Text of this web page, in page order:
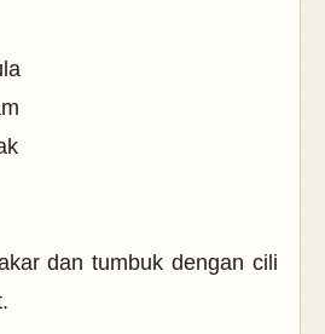
dan tumbuk dengan cili